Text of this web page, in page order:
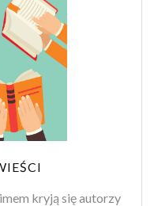
kryją się autorzy